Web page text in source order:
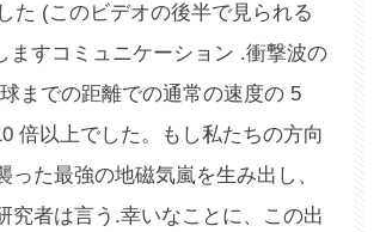
た (このビデオの後半で見られる
ますコミュニケーション .衝撃波の
までの距離での通常の速度の 5
倍以上でした。もし私たちの方向
た最強の地磁気嵐を生み出し、
究者は言う.幸いなことに、この出